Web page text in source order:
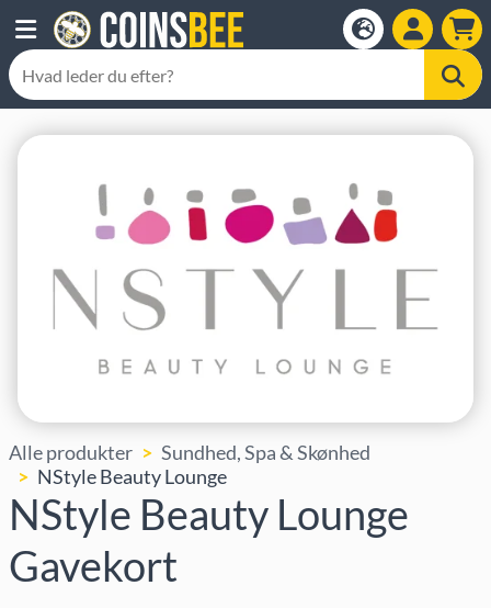
Alle produkter
Sundhed, Spa & Skønhed
NStyle Beauty Lounge
NStyle Beauty Lounge
Gavekort